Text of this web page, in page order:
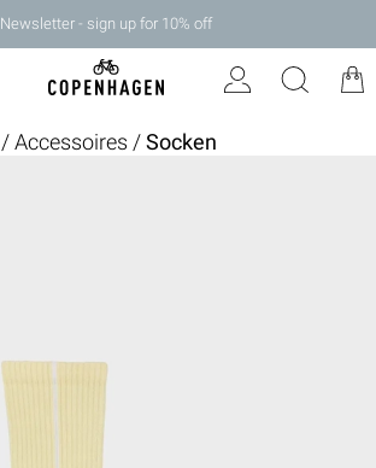
Newsletter - sign up for 10% off
/Accessoires /Socken